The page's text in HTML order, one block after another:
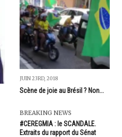
JUIN 23RD, 2018
Scène de joie au Brésil ? Non...
BREAKING NEWS
#CEREGMIA : le SCANDALE.
Extraits du rapport du Sénat